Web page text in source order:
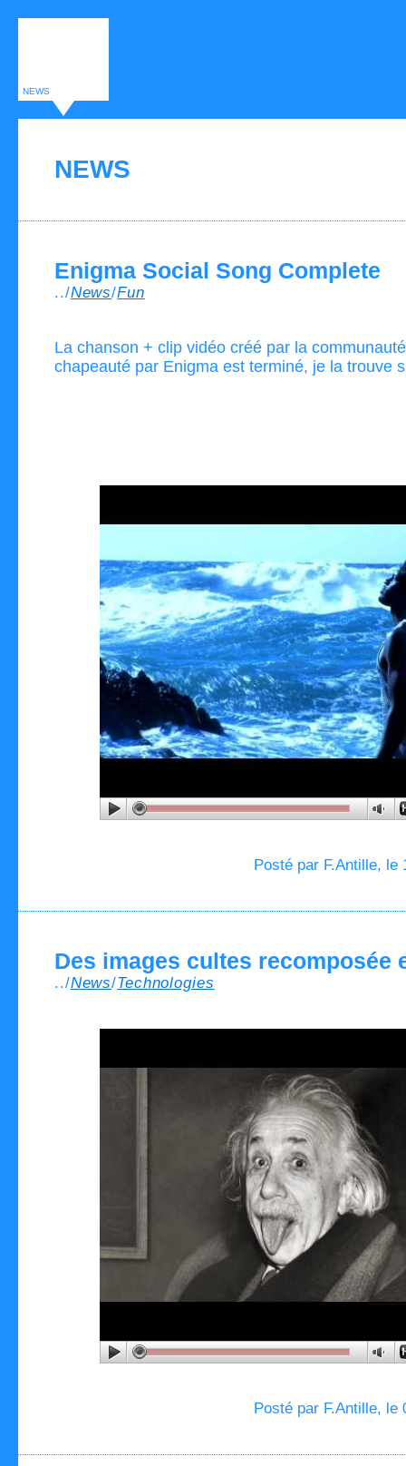
NEWS
NEWS
Enigma Social Song Complete
../News/Fun
La chanson + clip vidéo créé par la
chapeauté par Enigma est terminé, je la trouve
Posté par F.Antille, le
Des images cultes recomposée
../News/Technologies
Posté par F.Antille, le